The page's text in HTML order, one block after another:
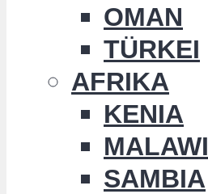
OMAN
TÜRKEI
AFRIKA
KENIA
MALAWI
SAMBIA